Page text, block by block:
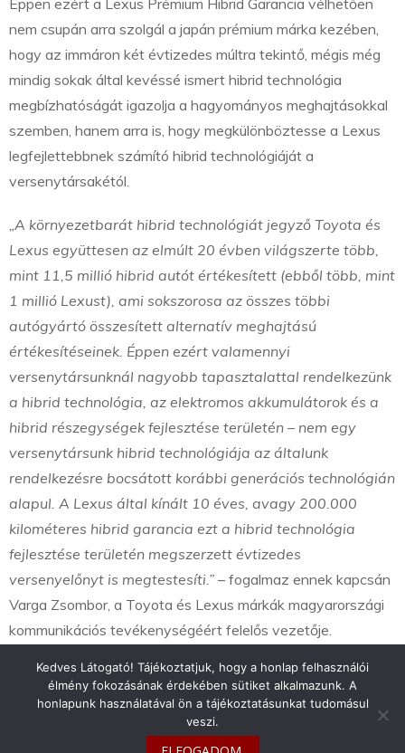
Éppen ezért a Lexus Prémium Hibrid Garancia vélhetően
nem csupán arra szolgál a japán prémium márka kezében,
hogy az immáron két évtizedes múltra tekintő, mégis még
mindig sokak által kevéssé ismert hibrid technológia
megbízhatóságát igazolja a hagyományos meghajtásokkal
szemben, hanem arra is, hogy megkülönböztesse a Lexus
legfejlettebbnek számító hibrid technológiáját a
versenytársakétól.
„A környezetbarát hibrid technológiát jegyző Toyota és
Lexus együttesen az elmúlt 20 évben világszerte több,
mint 11,5 millió hibrid autót értékesített (ebből több, mint
1 millió Lexust), ami sokszorosa az összes többi
autógyártó összesített alternatív meghajtású
értékesítéseinek. Éppen ezért valamennyi
versenytársunknál nagyobb tapasztalattal rendelkezünk
a hibrid technológia, az elektromos akkumulátorok és a
hibrid részegységek fejlesztése területén – nem egy
versenytársunk hibrid technológiája az általunk
rendelkezésre bocsátott korábbi generációs technológián
alapul. A Lexus által kínált 10 éves, avagy 200.000
kilométeres hibrid garancia ezt a hibrid technológia
fejlesztése területén megszerzett évtizedes
versenyelőnyt is megtestesíti.” – fogalmaz ennek kapcsán
Varga Zsombor, a Toyota és Lexus márkák magyarországi
kommunikációs tevékenységéért felelős vezetője.
info@toyotaclub.hu
Kedves Látogató! Tájékoztatjuk, hogy a honlap felhasználói
élmény fokozásának érdekében sütiket alkalmazunk. A
honlapunk használatával ön a tájékoztatásunkat tudomásul
veszi.